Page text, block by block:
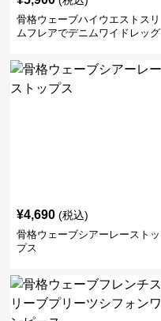
骨格ウェーブハイウエストスリ
ムフレアでデニムワイドレッグ
¥4,690 (税込)
骨格ウェーブシアーレーストッ
プス